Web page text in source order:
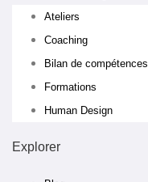
Ateliers
Coaching
Bilan de compétences
Formations
Human Design
Explorer